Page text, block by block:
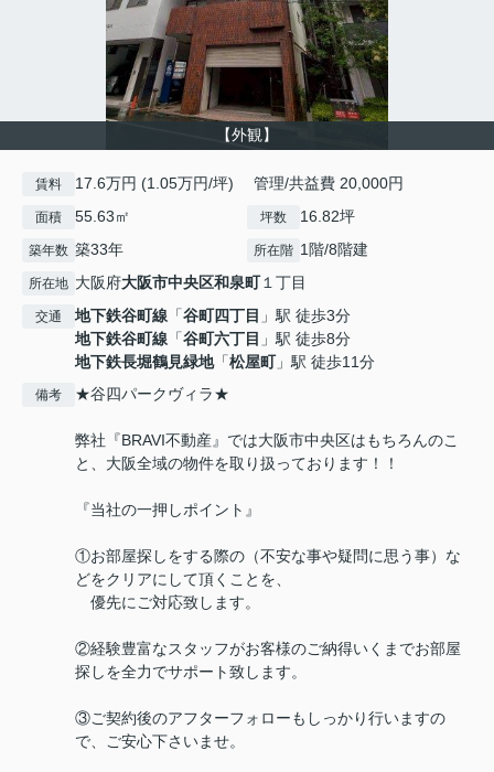
【外観】
賃料 17.6万円 (1.05万円/坪) 管理/共益費 20,000円
面積 55.63㎡ 坪数 16.82坪
築年数 築33年 所在階 1階/8階建
所在地 大阪府大阪市中央区和泉町１丁目
交通 地下鉄谷町線 「谷町四丁目 」駅 徒歩3分
地下鉄谷町線 「谷町六丁目 」駅 徒歩8分
地下鉄長堀鶴見緑地「松屋町」駅 徒歩11分
備考 ★谷四パークヴィラ★
弊社『BRAVI不動産』では大阪市中央区はもちろんのこ
と、大阪全域の物件を取り扱っております！！
『当社の一押しポイント』
①お部屋探しをする際の（不安な事や疑問に思う事）な
どをクリアにして頂くことを、
優先にご対応致します。
②経験豊富なスタッフがお客様のご納得いくまでお部屋
探しを全力でサポート致します。
③ご契約後のアフターフォローもしっかり行いますの
で、ご安心下さいませ。